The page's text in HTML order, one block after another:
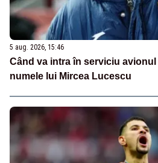
5 aug. 2026, 15:46
Când va intra în serviciu avionul
numele lui Mircea Lucescu